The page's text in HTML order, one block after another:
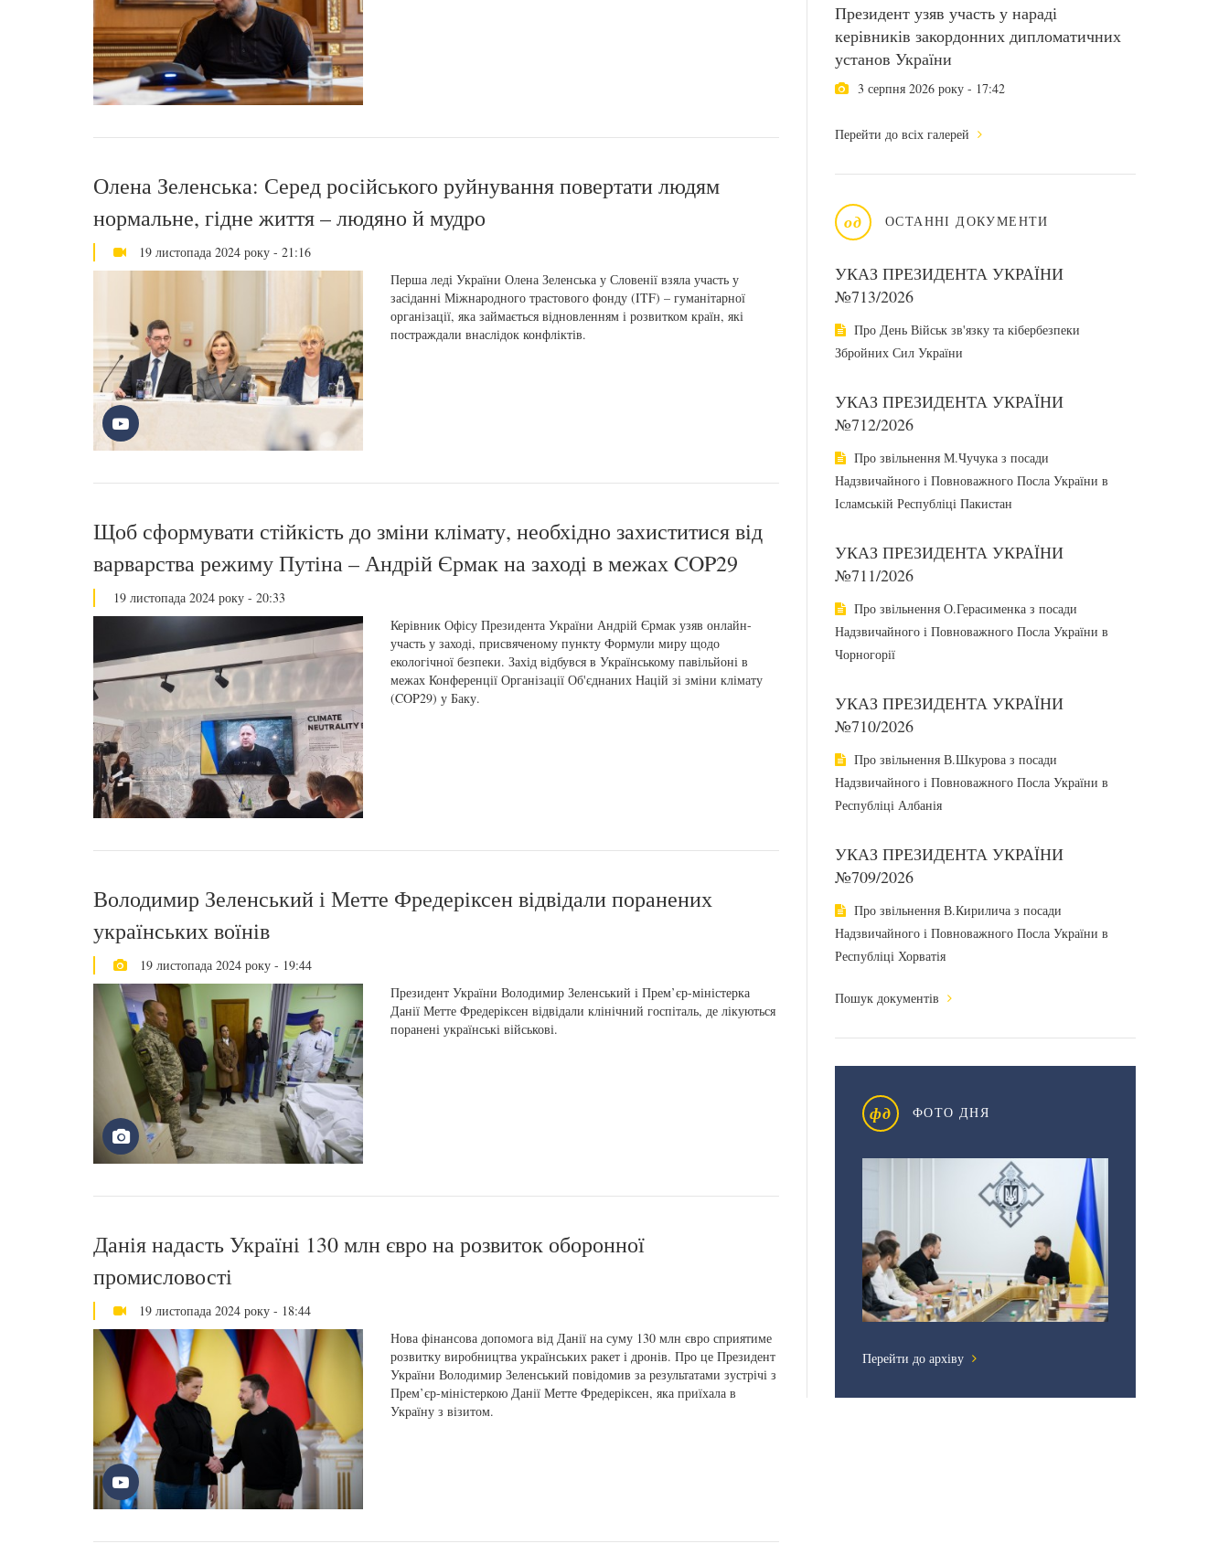
Президент узяв участь у нараді
керівників закордонних дипломатичних
установ України
3 серпня 2026 року - 17:42
Перейти до всіх галерей
од ОСТАННІ ДОКУМЕНТИ
УКАЗ ПРЕЗИДЕНТА УКРАЇНИ
№713/2026
Про День Військ зв'язку та кібербезпеки
Збройних Сил України
УКАЗ ПРЕЗИДЕНТА УКРАЇНИ
№712/2026
Про звільнення М.Чучука з посади
Надзвичайного і Повноважного Посла України в
Ісламській Республіці Пакистан
УКАЗ ПРЕЗИДЕНТА УКРАЇНИ
№711/2026
Про звільнення О.Герасименка з посади
Надзвичайного і Повноважного Посла України в
Чорногорії
УКАЗ ПРЕЗИДЕНТА УКРАЇНИ
№710/2026
Про звільнення В.Шкурова з посади
Надзвичайного і Повноважного Посла України в
Республіці Албанія
УКАЗ ПРЕЗИДЕНТА УКРАЇНИ
№709/2026
Про звільнення В.Кирилича з посади
Надзвичайного і Повноважного Посла України в
Республіці Хорватія
Пошук документів
фд ФОТО ДНЯ
Перейти до архіву
Олена Зеленська: Серед російського руйнування повертати людям
нормальне, гідне життя – людяно й мудро
19 листопада 2024 року - 21:16
Перша леді України Олена Зеленська у Словенії взяла участь у
засіданні Міжнародного трастового фонду (ITF) – гуманітарної
організації, яка займається відновленням і розвитком країн, які
постраждали внаслідок конфліктів.
Щоб сформувати стійкість до зміни клімату, необхідно захиститися від
варварства режиму Путіна – Андрій Єрмак на заході в межах COP29
19 листопада 2024 року - 20:33
Керівник Офісу Президента України Андрій Єрмак узяв онлайн-
участь у заході, присвяченому пункту Формули миру щодо
екологічної безпеки. Захід відбувся в Українському павільйоні в
межах Конференції Організації Об'єднаних Націй зі зміни клімату
(COP29) у Баку.
Володимир Зеленський і Метте Фредеріксен відвідали поранених
українських воїнів
19 листопада 2024 року - 19:44
Президент України Володимир Зеленський і Прем’єр-міністерка
Данії Метте Фредеріксен відвідали клінічний госпіталь, де лікуються
поранені українські військові.
Данія надасть Україні 130 млн євро на розвиток оборонної
промисловості
19 листопада 2024 року - 18:44
Нова фінансова допомога від Данії на суму 130 млн євро сприятиме
розвитку виробництва українських ракет і дронів. Про це Президент
України Володимир Зеленський повідомив за результатами зустрічі з
Прем’єр-міністеркою Данії Метте Фредеріксен, яка приїхала в
Україну з візитом.